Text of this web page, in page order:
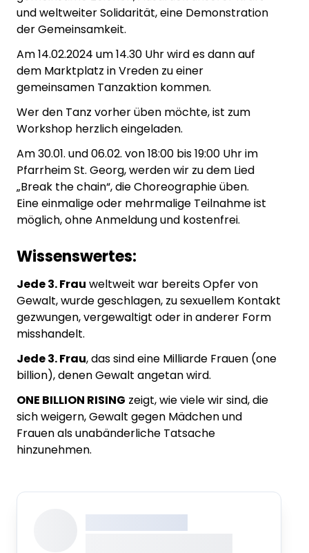
und weltweiter Solidarität, eine Demonstration
der Gemeinsamkeit.
Am 14.02.2024 um 14.30 Uhr wird es dann auf
dem Marktplatz in Vreden zu einer
gemeinsamen Tanzaktion kommen.
Wer den Tanz vorher üben möchte, ist zum
Workshop herzlich eingeladen.
Am 30.01. und 06.02. von 18:00 bis 19:00 Uhr im
Pfarrheim St. Georg, werden wir zu dem Lied
„Break the chain“, die Choreographie üben.
Eine einmalige oder mehrmalige Teilnahme ist
möglich, ohne Anmeldung und kostenfrei.
Wissenswertes:
Jede 3.Frau weltweit war bereits Opfer von
Gewalt, wurde geschlagen, zu sexuellem Kontakt
gezwungen, vergewaltigt oder in anderer Form
misshandelt.
Jede 3. Frau, das sind eine Milliarde Frauen (one
billion), denen Gewalt angetan wird.
ONE BILLION RISING zeigt, wie viele wir sind, die
sich weigern, Gewalt gegen Mädchen und
Frauen als unabänderliche Tatsache
hinzunehmen.